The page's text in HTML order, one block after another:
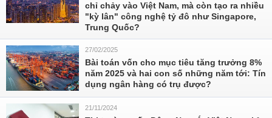
chỉ chảy vào Việt Nam, mà còn tạo ra nhiều
"kỳ lân" công nghệ tỷ đô như Singapore,
Trung Quốc?
27/02/2025
Bài toán vốn cho mục tiêu tăng trưởng 8%
năm 2025 và hai con số những năm tới: Tín
dụng ngân hàng có trụ được?
21/11/2024